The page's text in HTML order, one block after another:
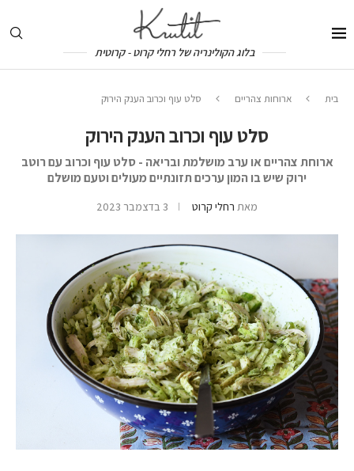
בלוג הקולינריה של רחלי קרוט - קרוטית
בית ארוחות צהריים סלט עוף וכרוב הענק הירוק
סלט עוף וכרוב הענק הירוק
ארוחת צהריים או ערב מושלמת ובריאה - סלט עוף וכרוב עם רוטב
ירוק שיש בו המון ערכים תזונתיים מעולים וטעם מושלם
מאת רחלי קרוט 3 בדצמבר 2023